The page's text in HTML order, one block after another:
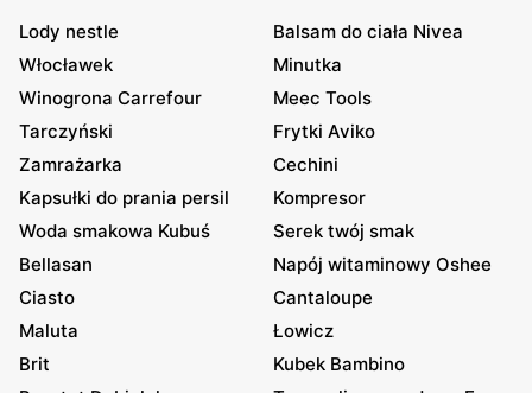
Lody nestle
Balsam do ciała Nivea
Włocławek
Minutka
Winogrona Carrefour
Meec Tools
Tarczyński
Frytki Aviko
Zamrażarka
Cechini
Kapsułki do prania persil
Kompresor
Woda smakowa Kubuś
Serek twój smak
Bellasan
Napój witaminowy Oshee
Ciasto
Cantaloupe
Maluta
Łowicz
Brit
Kubek Bambino